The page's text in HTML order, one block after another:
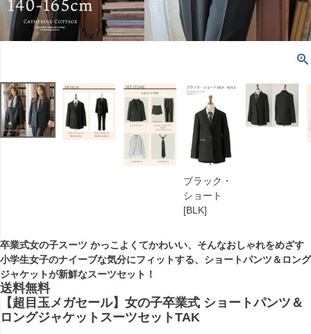
ブラック・
ショート
[BLK]
卒業式女の子スーツ かっこよくてかわいい、そんなおしゃれをめざす
小学生女子のナイーブな気分にフィットする、ショートパンツ＆ロング
ジャケットが新鮮なスーツセット！
送料無料
【超目玉メガセール】女の子卒業式 ショートパンツ＆
ロングジャケットスーツセットTAK